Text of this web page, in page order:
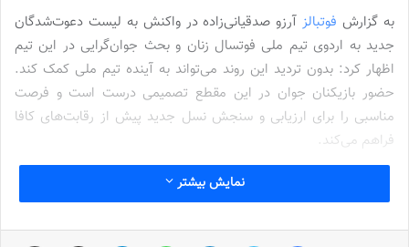
به گزارش فوتبالزآرزو صدقیانی‌زاده در واکنش به لیست دعوت‌شدگان
جدید به اردوی تیم ملی فوتسال زنان و بحث جوان‌گرایی در این تیم
اظهار کرد: بدون تردید این روند می‌تواند به آینده تیم ملی کمک کند.
حضور بازیکنان جوان در این مقطع تصمیمی درست است و فرصت
مناسبی را برای ارزیابی و سنجش نسل جدید پیش از رقابت‌های کافا
فراهم می‌کند.
وی با اشاره به اهمیت پوست‌اندازی در تیم ملی افزود: سرمربی تیم ملی
بازیکنان جوان باشد. هرچند معتقدم شاید جای چند بازیکن باتجربه در
نمایش بیشتر